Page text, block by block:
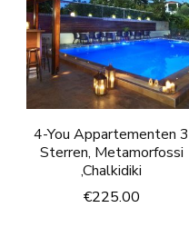
4-You Appartementen 3
Sterren, Metamorfossi
,Chalkidiki
€225.00